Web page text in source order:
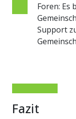
Foren: Es
Support
Fazit